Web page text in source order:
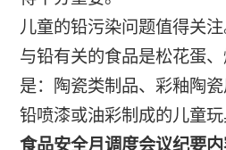
儿童的铅污染问题值得关注
与铅有关的食品是松花蛋
是：陶瓷类制品、彩釉陶
铅喷漆或油彩制成的儿童玩
食品安全月调度会议纪要内